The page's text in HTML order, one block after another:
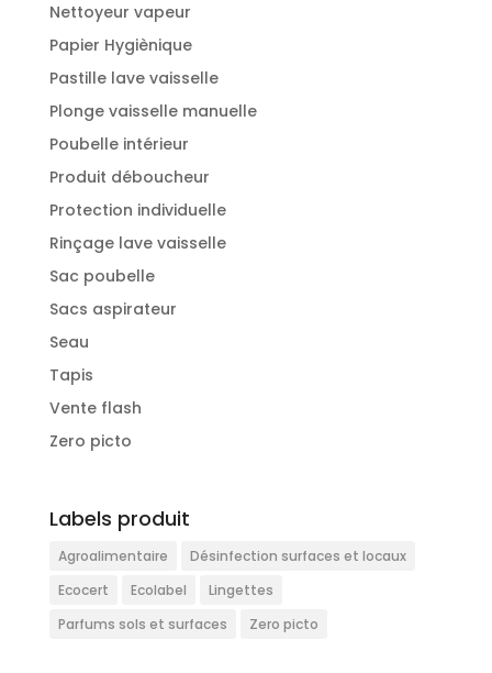
Nettoyeur vapeur
Papier Hygiènique
Pastille lave vaisselle
Plonge vaisselle manuelle
Poubelle intérieur
Produit déboucheur
Protection individuelle
Rinçage lave vaisselle
Sac poubelle
Sacs aspirateur
Seau
Tapis
Vente flash
Zero picto
Labels produit
Agroalimentaire
Désinfection surfaces et locaux
Ecocert
Ecolabel
Lingettes
Parfums sols et surfaces
Zero picto